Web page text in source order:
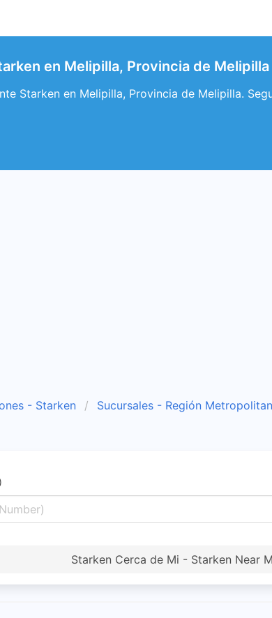
en Melipilla, Provincia de Melipilla
Starken en Melipilla, Provincia de Melipilla.
- Starken Sucursales - Región
Starken Cerca de Mi - Starken Near